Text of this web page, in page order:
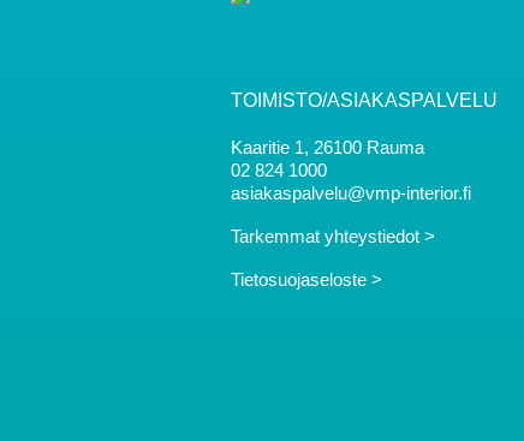
TOIMISTO/ASIAKASPALVELU
Kaaritie 1, 26100 Rauma
02 824 1000
asiakaspalvelu@vmp-interior.fi
Tarkemmat yhteystiedot >
Tietosuojaseloste >